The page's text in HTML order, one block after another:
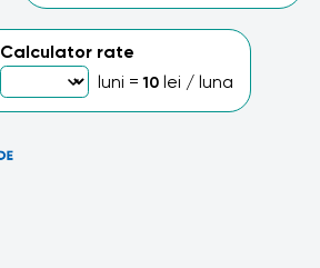
Calculator rate
luni =10 lei / luna